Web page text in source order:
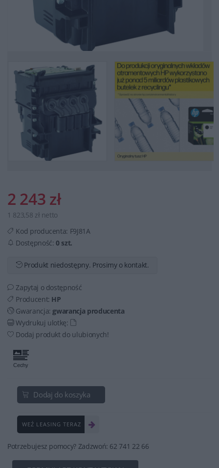
2 243 zł
1 823,58 zł netto
Kod producenta: F9J81A
Dostępność:0 szt.
Produkt niedostępny. Prosimy o kontakt.
Zapytaj o dostępność
Producent: HP
Gwarancja: gwarancja producenta
Wydrukuj ulotkę:
Dodaj produkt do ulubionych!
Dodaj do koszyka
WEŹ LEASING TERAZ
Potrzebujesz pomocy? Zadzwoń: 62 741 22 66